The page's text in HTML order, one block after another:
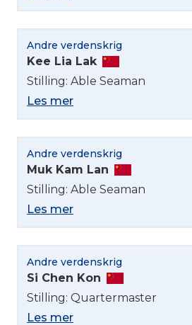
Andre verdenskrig
Kee Lia Lak
Stilling: Able Seaman
Les mer
Andre verdenskrig
Muk Kam Lan
Stilling: Able Seaman
Les mer
Andre verdenskrig
Si Chen Kon
Stilling: Quartermaster
Les mer
Velg språk